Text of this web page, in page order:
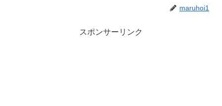
maruhoi1
スポンサーリンク